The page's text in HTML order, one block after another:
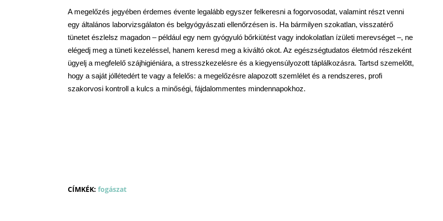
A megelőzés jegyében érdemes évente legalább egyszer felkeresni a fogorvosodat, valamint részt venni
egy általános laborvizsgálaton és belgyógyászati ellenőrzésen is. Ha bármilyen szokatlan, visszatérő
tünetet észlelsz magadon – például egy nem gyógyuló bőrkiütést vagy indokolatlan ízületi merevséget –, ne
elégedj meg a tüneti kezeléssel, hanem keresd meg a kiváltó okot. Az egészségtudatos életmód részeként
ügyelj a megfelelő szájhigiéniára, a stresszkezelésre és a kiegyensúlyozott táplálkozásra. Tartsd szemelőtt,
hogy a saját jóllétedért te vagy a felelős: a megelőzésre alapozott szemlélet és a rendszeres, profi
szakorvosi kontroll a kulcs a minőségi, fájdalommentes mindennapokhoz.
CÍMKÉK: fogászat